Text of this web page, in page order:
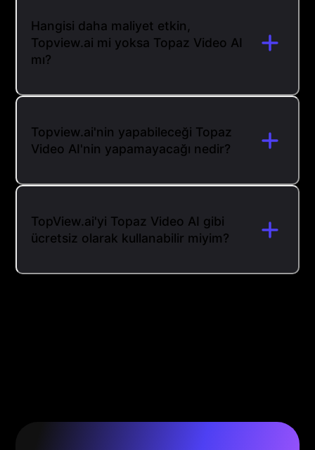
Hangisi daha maliyet etkin,
Topview.ai mi yoksa Topaz Video AI
mı?
Topview.ai'nin yapabileceği Topaz
Video AI'nin yapamayacağı nedir?
TopView.ai'yi Topaz Video AI gibi
ücretsiz olarak kullanabilir miyim?